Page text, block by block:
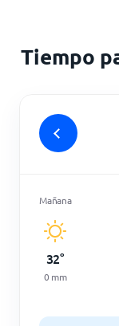
Tiempo
Mañana
32°
0 mm